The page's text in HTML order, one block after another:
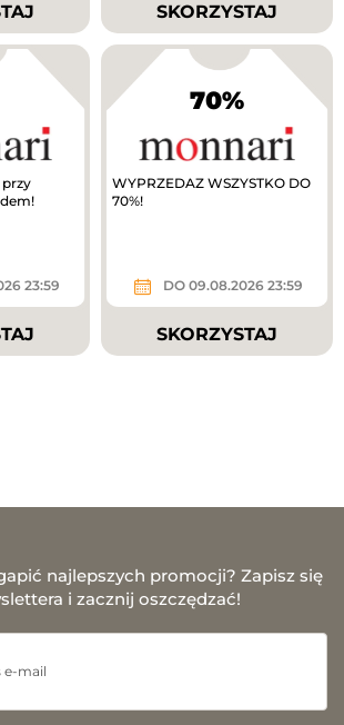
SKORZYSTAJ
przy
23:59
70%
WYPRZEDAZ WSZYSTKO DO
70%!
DO 09.08.2026 23:59
SKORZYSTAJ
najlepszych promocji? Zapisz się
i zacznij oszczędzać!